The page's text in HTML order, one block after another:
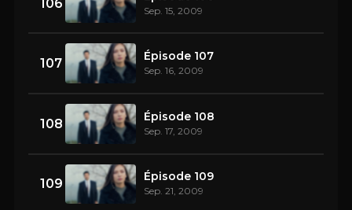
106 Sep. 15, 2009
107 Épisode 107
Sep. 16, 2009
108 Épisode 108
Sep. 17, 2009
109 Épisode 109
Sep. 21, 2009